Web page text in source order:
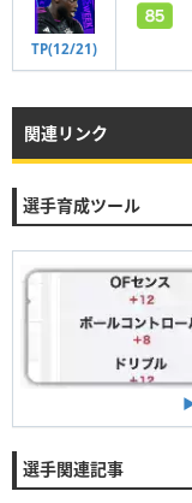
TP(12/21)
関連リンク
選手育成ツール
選手関連記事